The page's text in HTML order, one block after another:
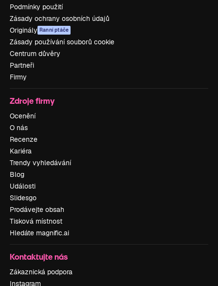
Podmínky použití
Zásady ochrany osobních údajů
Originály Ranní ptáče
Zásady používání souborů cookie
Centrum důvěry
Partneři
Firmy
Zdroje firmy
Ocenění
O nás
Recenze
Kariéra
Trendy vyhledávání
Blog
Události
Slidesgo
Prodávejte obsah
Tisková místnost
Hledáte magnific.ai
Kontaktujte nás
Zákaznická podpora
Instagram